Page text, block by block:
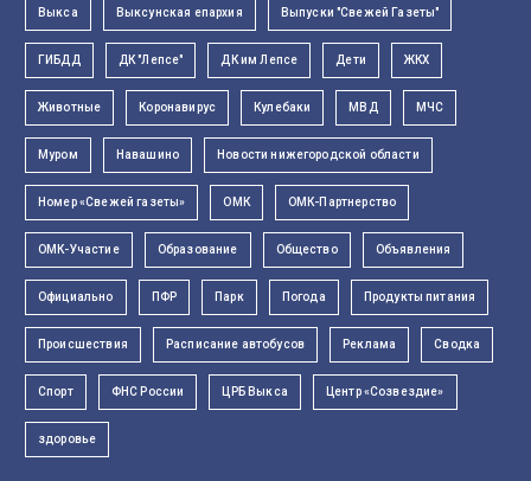
Выкса Выксунская епархия Выпуски "Свежей Газеты"
ГИБДД ДК "Лепсе" ДК им Лепсе Дети ЖКХ
Животные Коронавирус Кулебаки МВД МЧС
Муром Навашино Новости нижегородской области
Номер «Свежей газеты» ОМК ОМК-Партнерство
ОМК-Участие Образование Общество Объявления
Официально ПФР Парк Погода Продукты питания
Происшествия Расписание автобусов Реклама Сводка
Спорт ФНС России ЦРБ Выкса Центр «Созвездие»
здоровье